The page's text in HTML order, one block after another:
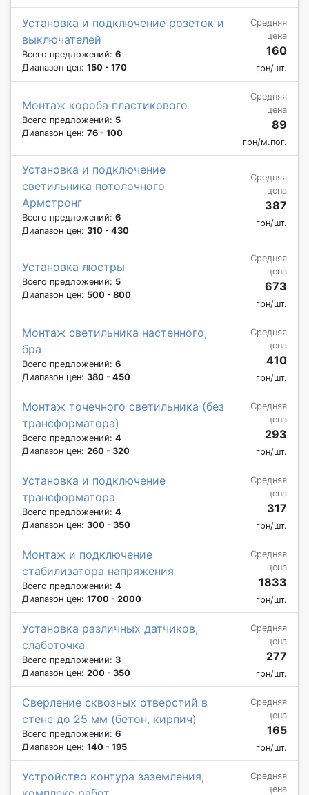
Установка и подключение розеток и
выключателей
Всего предложений: 6
Диапазон цен: 150 - 170
Средняя
цена
160
грн/шт.
Монтаж короба пластикового
Всего предложений: 5
Диапазон цен: 76 - 100
Средняя
цена
89
грн/м.пог.
Установка и подключение
светильника потолочного
Армстронг
Всего предложений: 6
Диапазон цен: 310 - 430
Средняя
цена
387
грн/шт.
Установка люстры
Всего предложений: 5
Диапазон цен: 500 - 800
Средняя
цена
673
грн/шт.
Монтаж светильника настенного,
бра
Всего предложений: 6
Диапазон цен: 380 - 450
Средняя
цена
410
грн/шт.
Монтаж точечного светильника (без
трансформатора)
Всего предложений: 4
Диапазон цен: 260 - 320
Средняя
цена
293
грн/шт.
Установка и подключение
трансформатора
Всего предложений: 4
Диапазон цен: 300 - 350
Средняя
цена
317
грн/шт.
Монтаж и подключение
стабилизатора напряжения
Всего предложений: 4
Диапазон цен: 1700 - 2000
Средняя
цена
1833
грн/шт.
Установка различных датчиков,
слаботочка
Всего предложений: 3
Диапазон цен: 200 - 350
Средняя
цена
277
грн/шт.
Сверление сквозных отверстий в
стене до 25 мм (бетон, кирпич)
Всего предложений: 6
Диапазон цен: 140 - 195
Средняя
цена
165
грн/шт.
Устройство контура заземления,
Средняя
цена